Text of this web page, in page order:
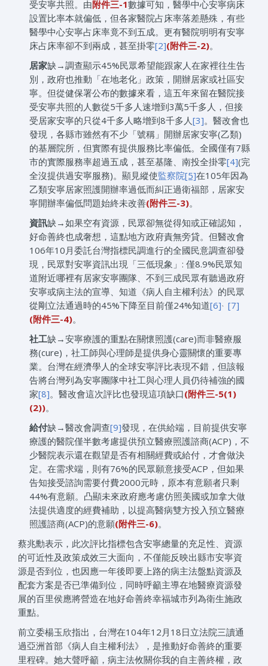
受安寧共照。由附件三-1數據可知，醫學中心安寧病床
設置比率本就偏低，但各家醫院占床率落差懸殊，有些
醫學中心安寧占床率竟不到五成。更有醫院明明有安寧
床占床率卻不到兩成，甚至掛零[2](附件三-2)。
居家缺→調查顯示45%民眾希望能跟家人在家裡往生告
別，政府也推動「在地老化」政策，開辦居家或社區安
寧。但從健保署公布的數據來看，這五年來留在醫院接
受安寧共照的人數從5千多人速增到3萬5千多人，但接
受居家安寧的只從4千多人略增到8千多人[3]。醫改會也
發現，各縣市雖然有不少「號稱」開辦居家安寧(乙類)
的基層院所，但實際有提供服務比率偏低。全國僅有7縣
市的實際服務率超過五成，甚至基隆、南投全掛零[4](完
全沒提供過安寧服務)。顯見縱使監察院[5]在105年因為
乙類安寧居家照護開辦率過低而糾正過衛福部，居家安
寧開辦率偏低問題始終未改善(附件三-3)。
資訊缺→如果空有資源，民眾卻無從得知或正確認知，
好命善終也成奢想，這點地方政府責無旁貸。但醫改會
106年10月委託台灣指標民調進行的全國民意調查卻發
現，民眾對安寧資訊出現「三低現象」: 僅8.9%民眾知
道附近哪裡有居家安寧團隊、不到三成民眾有聽過政府
安寧或病主法的宣導、知道《病人自主權利法》的民眾
從剛立法通過時的45%下降至目前僅24%知道[6] [7]
(附件三-4)。
社工缺→安寧療護的重點在關懷照護(care)而非醫療服
務(cure)，社工師與心理師是提供身心靈關懷的重要專
業。台灣在經濟學人的全球安寧評比表現不錯，但該報
告將台灣列為安寧團隊中社工與心理人員仍待補強的國
家[8]。醫改會這次評比也發現這項缺口(附件三-5(1)
(2))。
給付缺→醫改會調查[9]發現，在供給端，目前提供安寧
療護的醫院僅半數考慮提供預立醫療照護諮商(ACP)，不
少醫院表示還在觀望是否有相關經費或給付，才會做決
定。在需求端，則有76%的民眾願意接受ACP，但如果
告知接受諮詢需要付費2000元時，原本有意願者只剩
44%有意願。凸顯未來政府應考慮仿照美國或加拿大做
法提供適度的經費補助，以提高醫病雙方投入預立醫療
照護諮商(ACP)的意願(附件三-6)。
蔡兆勳表示，此次評比指標包含安寧總量的充足性、資源
的可近性及政策成效三大面向，不僅能反映出縣市安寧資
源是否到位，也因應一年後即要上路的病主法盤點資源及
配套方案是否已準備到位，同時呼籲主導在地醫療資源發
展的百里侯應將營造在地好命善終幸福城市列為衛生施政
重點。
前立委楊玉欣指出，台灣在104年12月18日立法院三讀通
過亞洲首部《病人自主權利法》，是推動好命善終的重要
里程碑。她大聲呼籲，病主法攸關你我的自主善終權，政